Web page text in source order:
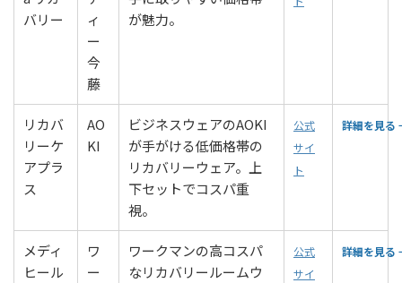
バリー
ィ
ー
今
藤
が魅力。
リカバ
リーケ
アプラ
ス
AO
KI
ビジネスウェアのAOKI
が手がける低価格帯の
リカバリーウェア。上
下セットでコスパ重
視。
公式
サイ
ト
詳細を見る
メディ
ヒール
ワ
ー
ワークマンの高コスパ
なリカバリールームウ
公式
サイ
詳細を見る